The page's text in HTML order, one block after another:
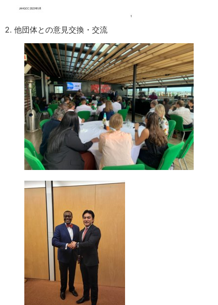
2. 他団体との意見交換・交流